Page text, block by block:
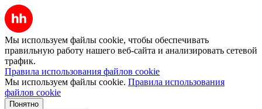
Мы используем файлы cookie, чтобы обеспечивать
правильную работу нашего веб-сайта и анализировать сетевой
трафик.
Правила использования файлов cookie
Мы используем файлы cookie. Правила использования
файлов cookie
Понятно